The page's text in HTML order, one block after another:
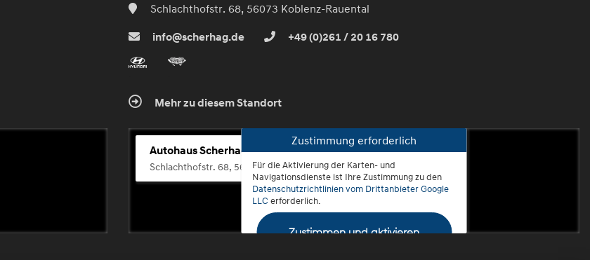
Schlachthofstr. 68, 56073 Koblenz-Rauental
info@scherhag.de +49 (0)261 / 20 16 780
Mehr zu diesem Standort
Autohaus Scherhag
Schlachthofstr. 68, 56073 Koblenz-Rauental
Zustimmung erforderlich
Für die Aktivierung der Karten- und
Navigationsdienste ist Ihre Zustimmung zu den
Datenschutzrichtlinien vom Drittanbieter Google
LLC erforderlich.
Zustimmen und aktivieren